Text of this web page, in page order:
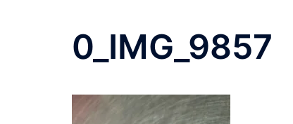
0_IMG_9857